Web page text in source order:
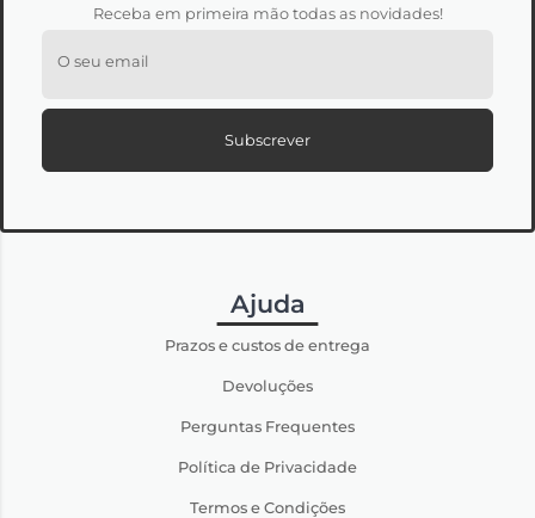
Receba em primeira mão todas as novidades!
O seu email
Subscrever
Ajuda
Prazos e custos de entrega
Devoluções
Perguntas Frequentes
Política de Privacidade
Termos e Condições